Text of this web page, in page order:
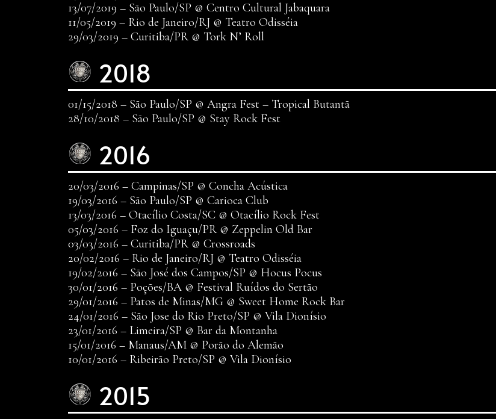
13/07/2019 – São Paulo/SP @ Centro Cultural Jabaquara
11/05/2019 – Rio de Janeiro/RJ @ Teatro Odisséia
29/03/2019 – Curitiba/PR @ Tork N’ Roll
2018
01/15/2018 – São Paulo/SP @ Angra Fest – Tropical Butantã
28/10/2018 – São Paulo/SP @ Stay Rock Fest
2016
20/03/2016 – Campinas/SP @ Concha Acústica
19/03/2016 – São Paulo/SP @ Carioca Club
13/03/2016 – Otacílio Costa/SC @ Otacílio Rock Fest
05/03/2016 – Foz do Iguaçu/PR @ Zeppelin Old Bar
03/03/2016 – Curitiba/PR @ Crossroads
20/02/2016 – Rio de Janeiro/RJ @ Teatro Odisséia
19/02/2016 – São José dos Campos/SP @ Hocus Pocus
30/01/2016 – Poções/BA @ Festival Ruídos do Sertão
29/01/2016 – Patos de Minas/MG @ Sweet Home Rock Bar
24/01/2016 – São Jose do Rio Preto/SP @ Vila Dionísio
23/01/2016 – Limeira/SP @ Bar da Montanha
15/01/2016 – Manaus/AM @ Porão do Alemão
10/01/2016 – Ribeirão Preto/SP @ Vila Dionísio
2015